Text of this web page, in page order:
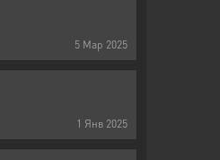
5 Мар 2025
1 Янв 2025